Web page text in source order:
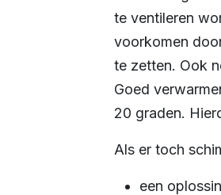
te ventileren
voorkomen
te zetten. Ook
Goed
20 graden.
Als er toch
een